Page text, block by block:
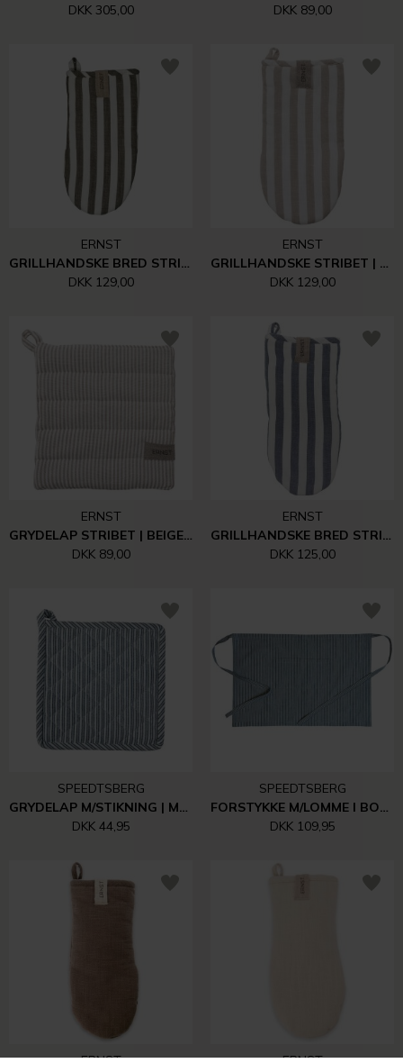
DKK 305,00
DKK 89,00
ERNST
GRILLHANDSKE BRED STRIBE | SALVIA/HVID
DKK 129,00
ERNST
GRILLHANDSKE STRIBET | BEIGE/HVID
DKK 129,00
ERNST
GRYDELAP STRIBET | BEIGE/HVID
DKK 89,00
ERNST
GRILLHANDSKE BRED STRIBE | BLÅ/HVID
DKK 125,00
SPEEDTSBERG
GRYDELAP M/STIKNING | MØRKEBLÅ/HVID
DKK 44,95
SPEEDTSBERG
FORSTYKKE M/LOMME I BOMULD | MØRKEBLÅ/HVID
DKK 109,95